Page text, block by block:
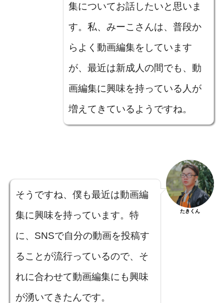
集についてお話したいと思いま
す。私、みーこさんは、普段か
らよく動画編集をしています
が、最近は新成人の間でも、動
画編集に興味を持っている人が
増えてきているようですね。
そうですね、僕も最近は動画編
集に興味を持っています。特
に、SNSで自分の動画を投稿す
ることが流行っているので、そ
れに合わせて動画編集にも興味
が湧いてきたんです。
たきくん